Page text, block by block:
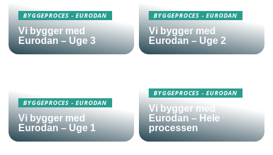
BYGGEPROCES - EURODAN
Vi bygger med
Eurodan – Uge 3
BYGGEPROCES - EURODAN
Vi bygger med
Eurodan – Uge 2
BYGGEPROCES - EURODAN
Vi bygger med
Eurodan – Uge 1
BYGGEPROCES - EURODAN
Vi bygger med
Eurodan – Hele
processen